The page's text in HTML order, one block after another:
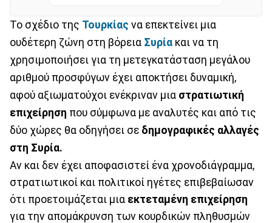
Το σχέδιο της Τουρκίας να επεκτείνει μια
ουδέτερη ζώνη στη βόρεια Συρία και να τη
χρησιμοποιήσει για τη μετεγκατάσταση μεγάλου
αριθμού προσφύγων έχει αποκτήσει δυναμική,
αφού αξιωματούχοι ενέκριναν μια στρατιωτική
επιχείρηση που σύμφωνα με αναλυτές και από τις
δύο χώρες θα οδηγήσει σε δημογραφικές αλλαγές
στη Συρία.
Αν και δεν έχει αποφασιστεί ένα χρονοδιάγραμμα,
στρατιωτικοί και πολιτικοί ηγέτες επιβεβαίωσαν
ότι προετοιμάζεται μια εκτεταμένη επιχείρηση
για την απομάκρυνση των κουρδικών πληθυσμών